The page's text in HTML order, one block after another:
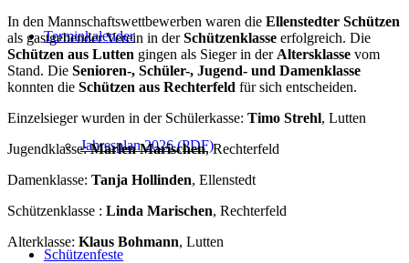
Terminkalender
Jahresplan 2026 (PDF)
Schützenfeste
In den Mannschaftswettbewerben waren die Ellenstedter Schützen
als gastgebender Verein in derSchützenklasse erfolgreich. Die
Schützen aus Lutten gingen als Sieger in der Altersklasse vom
Stand. Die Senioren-, Schüler-, Jugend- und Damenklasse
konnten die Schützen aus Rechterfeld für sich entscheiden.
Einzelsieger wurden in der Schülerkasse: Timo Strehl, Lutten
Jugendklasse:Marlen Marischen, Rechterfeld
Damenklasse: Tanja Hollinden, Ellenstedt
Schützenklasse : Linda Marischen, Rechterfeld
Alterklasse: Klaus Bohmann, Lutten